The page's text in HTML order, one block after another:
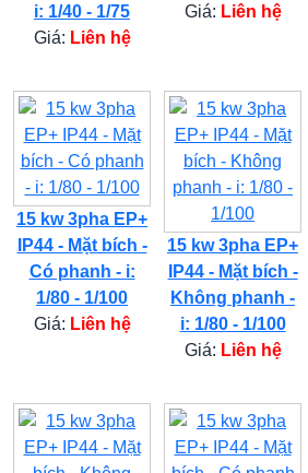
i: 1/40 - 1/75
Giá: Liên hệ
Giá: Liên hệ
15 kw 3pha EP+
IP44 - Mặt bích -
Có phanh - i:
1/80 - 1/100
Giá: Liên hệ
15 kw 3pha EP+
IP44 - Mặt bích -
Không phanh -
i: 1/80 - 1/100
Giá: Liên hệ